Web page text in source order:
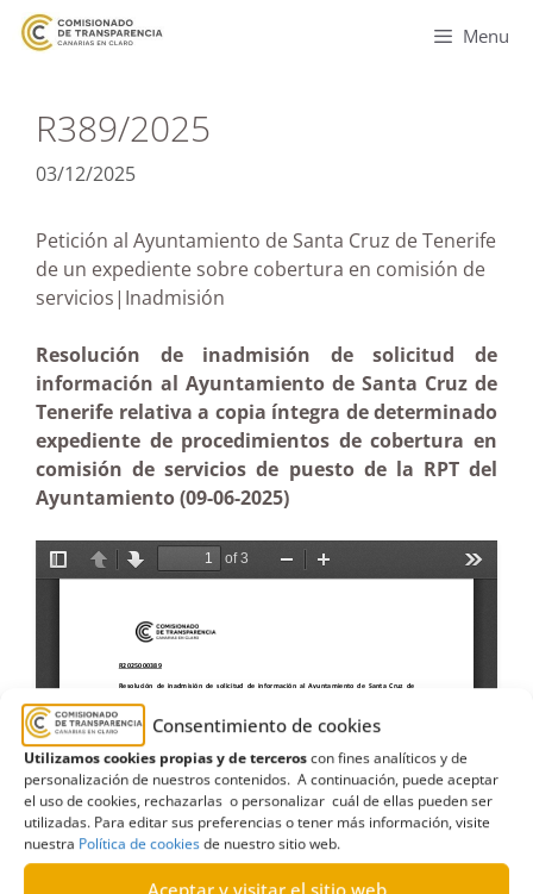
Consentimiento de cookies
Utilizamos cookies propias y de terceroscon fines analíticos y de
personalización de nuestros contenidos. A continuación, puede aceptar
el uso de cookies, rechazarlas o personalizar cuál de ellas pueden ser
utilizadas. Para editar sus preferencias o tener más información, visite
nuestra Política de cookiesde nuestro sitio web.
Menu
R389/2025
03/12/2025
Petición al Ayuntamiento de Santa Cruz de Tenerife
de un expediente sobre cobertura en comisión de
servicios|Inadmisión
Resolución de inadmisión de solicitud de
información al Ayuntamiento de Santa Cruz de
Tenerife relativa a copia íntegra de determinado
expediente de procedimientos de cobertura en
comisión de servicios de puesto de la RPT del
Ayuntamiento (09-06-2025)